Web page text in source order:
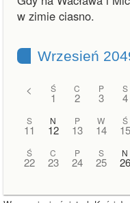
w zimie ciasno.
Wrzesień
< Ś
1
C
2
P
3
S
4
S
11
N
12
P
13
W
14
Ś
15
Ś
22
C
23
P
24
S
25
N
26